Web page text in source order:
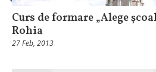
Curs de formare „Alege
Rohia
27 Feb, 2013